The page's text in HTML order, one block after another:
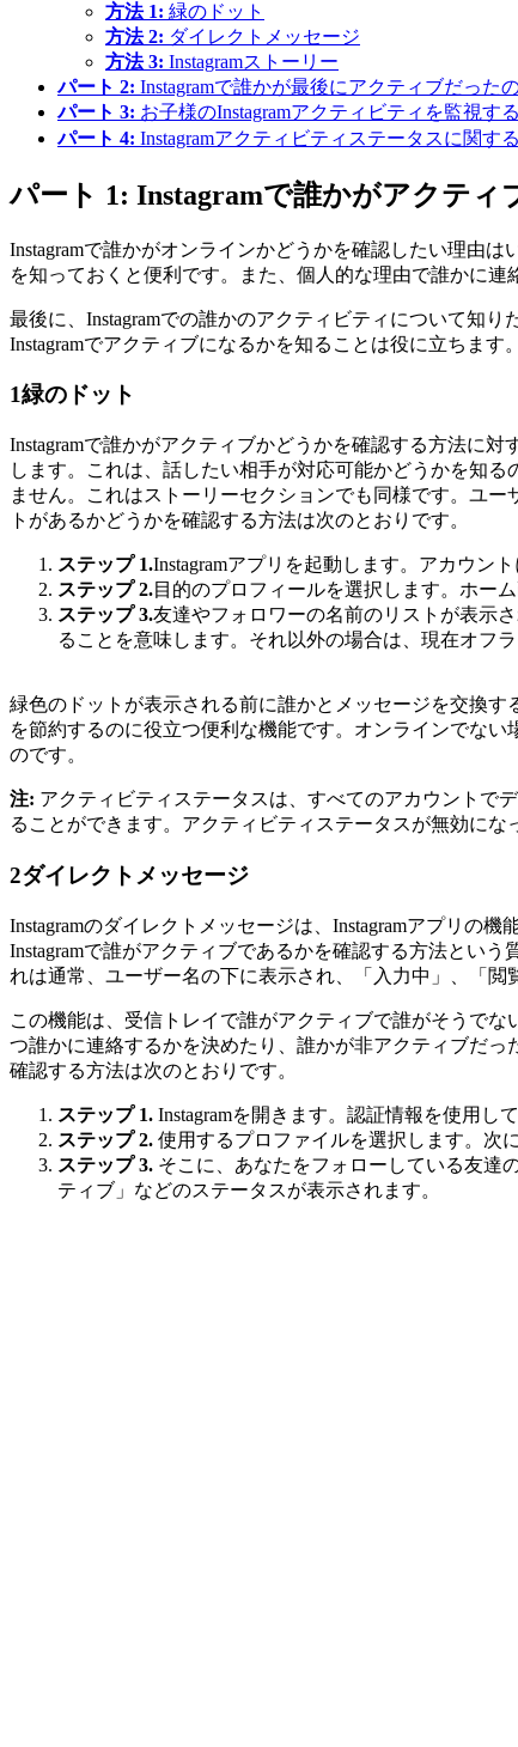
方法 1: 緑のドット
方法 2: ダイレクトメッセージ
方法 3: Instagramストーリー
パート 2: Instagramで誰かが最後にアクティブだった
パート 3: お子様のInstagramアクティビティを監視す
パート 4: Instagramアクティビティステータスに関す
パート 1: Instagramで誰かがアクティ
Instagramで誰かがオンラインかどうかを確認したい理由
を知っておくと便利です。また、個人的な理由で誰かに連
最後に、Instagramでの誰かのアクティビティについて知
Instagramでアクティブになるかを知ることは役に立ちます
1緑のドット
Instagramで誰かがアクティブかどうかを確認する方法に
します。これは、話したい相手が対応可能かどうかを知
ません。これはストーリーセクションでも同様です。ユ
トがあるかどうかを確認する方法は次のとおりです。
ステップ 1.Instagramアプリを起動します。アカウント
ステップ 2.目的のプロフィールを選択します。ホー
ステップ 3.友達やフォロワーの名前のリストが表示
ることを意味します。それ以外の場合は、現在オフラ
緑色のドットが表示される前に誰かとメッセージを交換
を節約するのに役立つ便利な機能です。オンラインでな
のです。
注: アクティビティステータスは、すべてのアカウントで
ることができます。アクティビティステータスが無効に
2ダイレクトメッセージ
Instagramのダイレクトメッセージは、Instagramアプリの
Instagramで誰がアクティブであるかを確認する方法とい
れは通常、ユーザー名の下に表示され、「入力中」、「閲
この機能は、受信トレイで誰がアクティブで誰がそうで
つ誰かに連絡するかを決めたり、誰かが非アクティブだっ
確認する方法は次のとおりです。
ステップ 1. Instagramを開きます。認証情報を使用し
ステップ 2. 使用するプロファイルを選択します。次
ステップ 3. そこに、あなたをフォローしている友達
ティブ」などのステータスが表示されます。